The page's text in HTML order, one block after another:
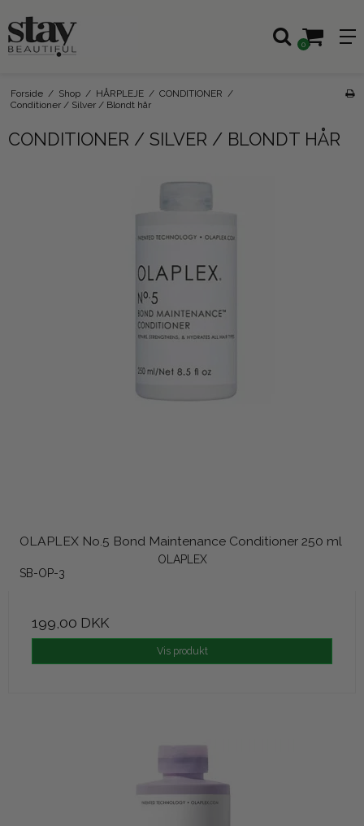
0
Forside / Shop / HÅRPLEJE / CONDITIONER /
Conditioner / Silver / Blondt hår
CONDITIONER / SILVER / BLONDT HÅR
OLAPLEX No.5 Bond Maintenance Conditioner 250 ml
OLAPLEX
SB-OP-3
199,00 DKK
Vis produkt